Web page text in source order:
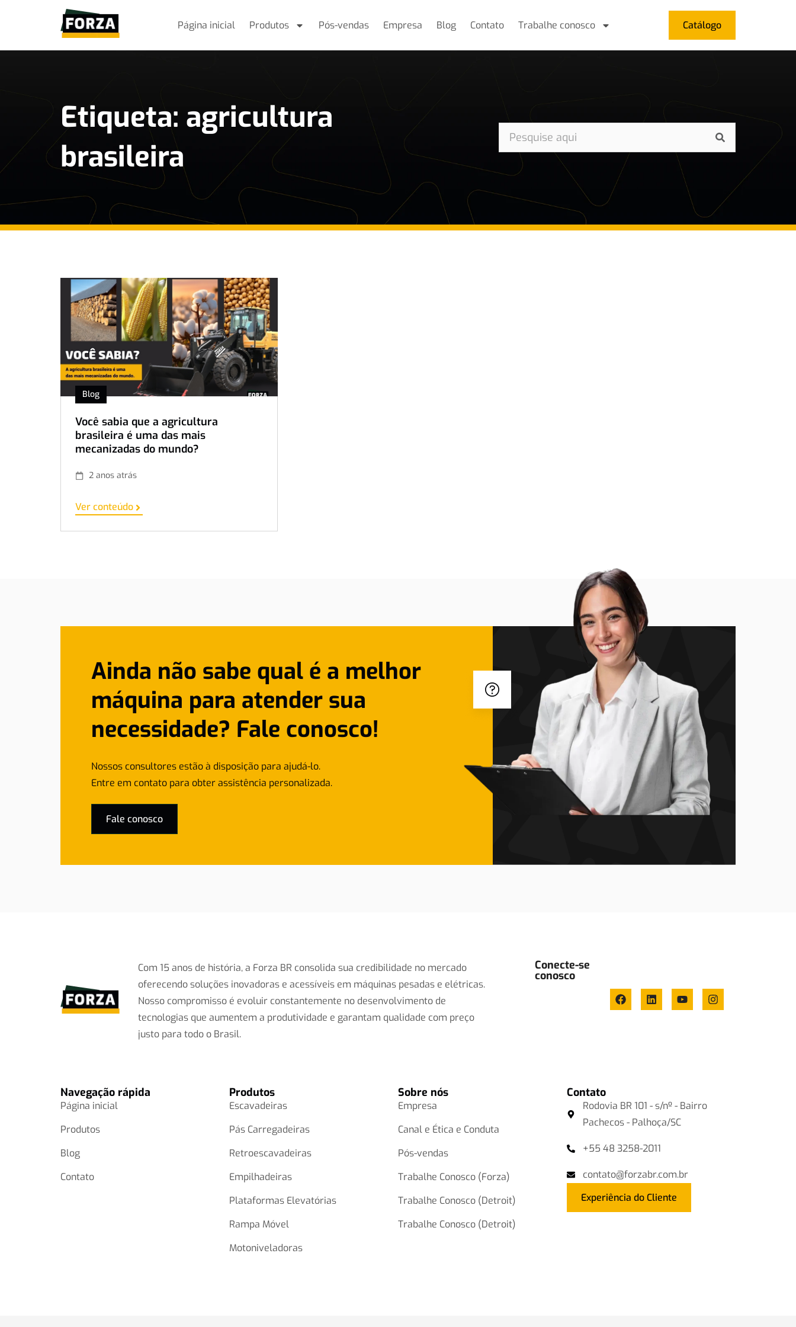
Página inicial Produtos Pós-vendas Empresa Blog Contato Trabalhe conosco Catálogo
Etiqueta: agricultura
brasileira
Blog
Você sabia que a agricultura
brasileira é uma das mais
mecanizadas do mundo?
2 anos atrás
Ver conteúdo
Ainda não sabe qual é a melhor
máquina para atender sua
necessidade? Fale conosco!
Nossos consultores estão à disposição para ajudá-lo.
Entre em contato para obter assistência personalizada.
Fale conosco
Com 15 anos de história, a Forza BR consolida sua credibilidade no mercado
oferecendo soluções inovadoras e acessíveis em máquinas pesadas e elétricas.
Nosso compromisso é evoluir constantemente no desenvolvimento de
tecnologias que aumentem a produtividade e garantam qualidade com preço
justo para todo o Brasil.
Conecte-se
conosco
Navegação rápida
Página inicial
Produtos
Blog
Contato
Produtos
Escavadeiras
Pás Carregadeiras
Retroescavadeiras
Empilhadeiras
Plataformas Elevatórias
Rampa Móvel
Motoniveladoras
Sobre nós
Empresa
Canal e Ética e Conduta
Pós-vendas
Trabalhe Conosco (Forza)
Trabalhe Conosco (Detroit)
Trabalhe Conosco (Detroit)
Contato
Rodovia BR 101 - s/nº - Bairro
Pachecos - Palhoça/SC
+55 48 3258-2011
contato@forzabr.com.br
Experiência do Cliente